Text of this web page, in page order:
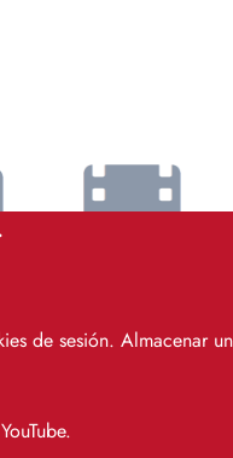
de sesión. Almacenar